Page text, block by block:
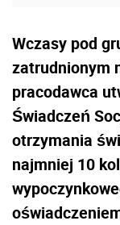
Wczasy pod
zatrudnionym
pracodawca
Świadczeń
otrzymania
najmniej 10